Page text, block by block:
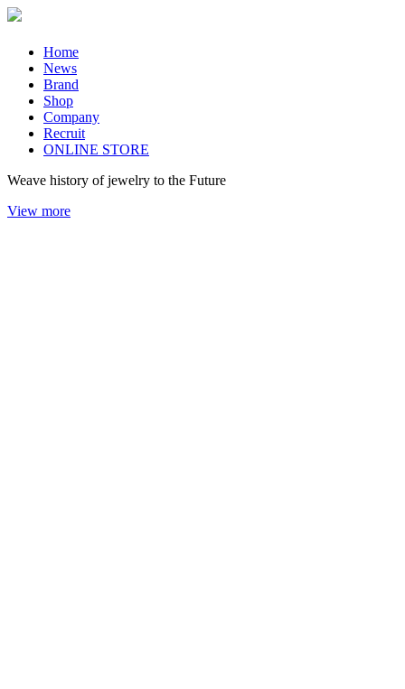
Home
News
Brand
Shop
Company
Recruit
ONLINE STORE
Weave history of jewelry to the Future
View more